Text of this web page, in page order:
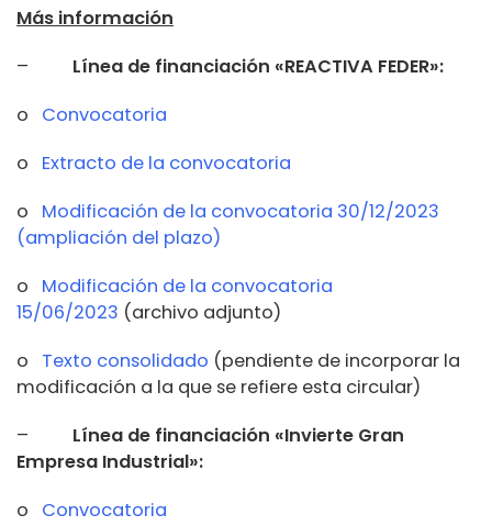
Más información
– Línea de financiación «REACTIVA FEDER»:
o Convocatoria
o Extracto de la convocatoria
o Modificación de la convocatoria 30/12/2023
(ampliación del plazo)
o Modificación de la convocatoria
15/06/2023 (archivo adjunto)
o Texto consolidado (pendiente de incorporar la
modificación a la que se refiere esta circular)
– Línea de financiación «Invierte Gran
Empresa Industrial»:
o Convocatoria